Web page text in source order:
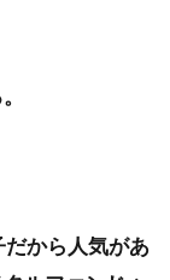
から人気があ